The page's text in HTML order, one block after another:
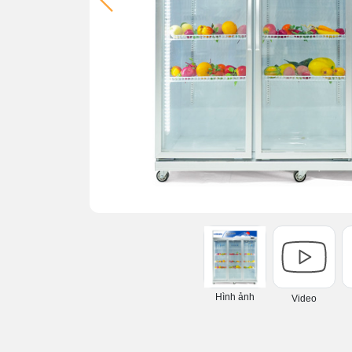
Hình ảnh Video